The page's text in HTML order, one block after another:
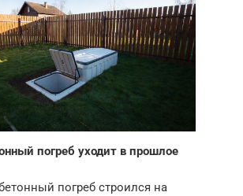
погреб уходит в прошлое
погреб строился на